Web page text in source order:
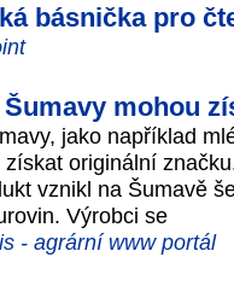
básnička pro
mohou
jako například
originální
vznikl na Šumavě
Výrobci se
- agrární www portál